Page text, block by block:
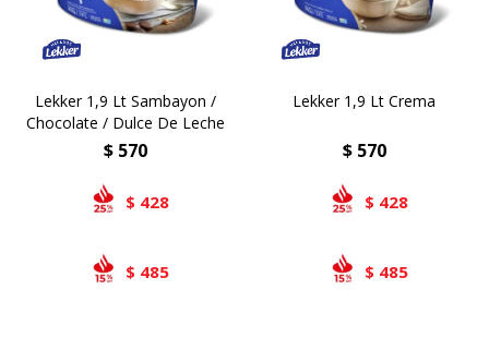
Lekker 1,9 Lt Sambayon /
Chocolate / Dulce De Leche
$ 570
$ 428
$ 485
Lekker 1,9 Lt Crema
$ 570
$ 428
$ 485